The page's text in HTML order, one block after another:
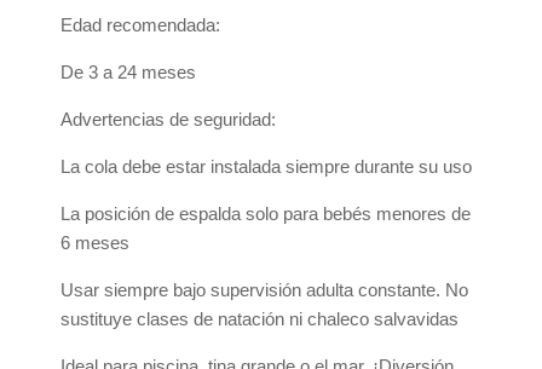
Edad recomendada:
De 3 a 24 meses
Advertencias de seguridad:
La cola debe estar instalada siempre durante su uso
La posición de espalda solo para bebés menores de
6 meses
Usar siempre bajo supervisión adulta constante. No
sustituye clases de natación ni chaleco salvavidas